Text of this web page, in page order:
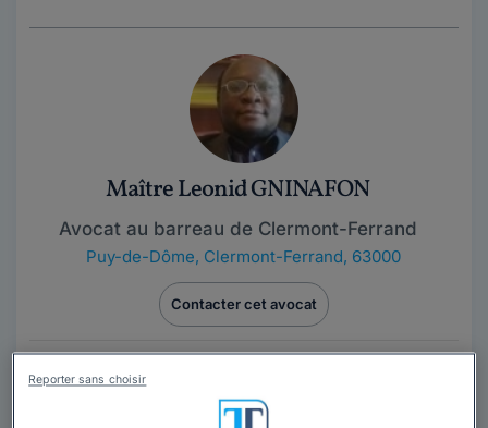
Maître Leonid GNINAFON
Avocat au barreau de Clermont-Ferrand
Puy-de-Dôme, Clermont-Ferrand, 63000
Contacter cet avocat
est généraliste et dirigée tant vers les professionnels
que les particuliers ; je suis...Lire la suite
Reporter sans choisir